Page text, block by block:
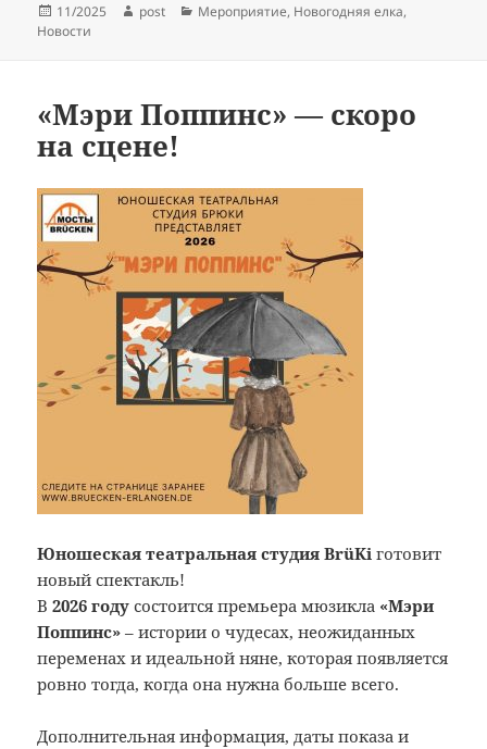
Опубликовано
11/2025 Автор
post Рубрики
Мероприятие, Новогодняя елка,
Новости
«Мэри Поппинс» — скоро
на сцене!
Юношеская театральная студия BrüKi готовит
новый спектакль!
В2026 году состоится премьера мюзикла «Мэри
Поппинс» – истории о чудесах, неожиданных
переменах и идеальной няне, которая появляется
ровно тогда, когда она нужна больше всего.
Дополнительная информация, даты показа и